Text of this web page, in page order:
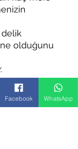
olduğunu
3
ve B18
varsa,
Facebook WhatsApp